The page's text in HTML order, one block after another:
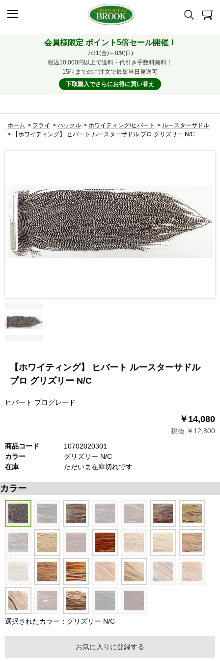
会員様限定 ポイント5倍セール開催！
7/31(金)～8/9(日)
税込10,000円以上で送料・代引き手数料無料！
15時までのご注文で最短当日発送可
下取購入でさらにお得に買い替え
ホーム > フライ > ハックル > ホワイティング/ヒバート > ルースターサドル
>
【ホワイティング】 ヒバート ルースターサドル プロ グリズリー N/C
【ホワイティング】 ヒバート ルースターサドル
プロ グリズリー N/C
ヒバート プログレード
￥14,080
税抜 ￥12,800
商品コード
10702020301
カラー
グリズリー N/C
在庫
ただいま在庫切れです
カラー
選択されたカラー：グリズリー N/C
お気に入りに登録する